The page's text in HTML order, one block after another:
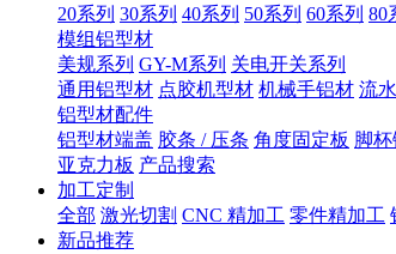
20系列 30系列 40系列 50系列 60系列 80
模组铝型材
美规系列 GY-M系列 关电开关系列
通用铝型材 点胶机型材 机械手铝材 流
铝型材配件
铝型材端盖 胶条 / 压条 角度固定板 脚杯
亚克力板 产品搜索
加工定制
全部 激光切割 CNC 精加工 零件精加工
新品推荐